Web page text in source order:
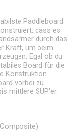
Paddleboard
dass es
durch das
Kraft, um beim
Egal ob du
Board für die
Konstruktion
vorbei zu
mittlere SUP'er.